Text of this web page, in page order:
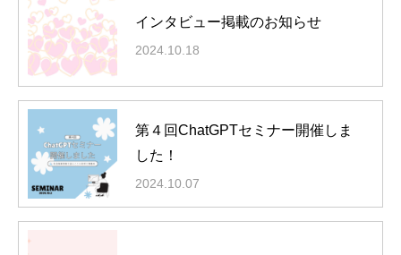
インタビュー掲載のお知らせ
2024.10.18
第４回ChatGPTセミナー開催しま
した！
2024.10.07
社員紹介
お客様の声